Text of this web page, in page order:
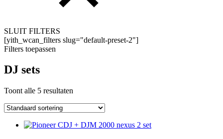
SLUIT FILTERS
[yith_wcan_filters slug="default-preset-2"]
Filters toepassen
DJ sets
Toont alle 5 resultaten